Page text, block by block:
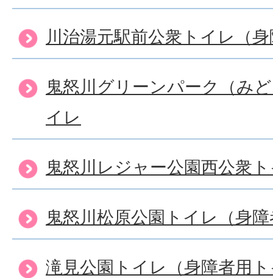
川治湯元駅前公衆トイレ（
鬼怒川グリーンパーク（み
イレ
鬼怒川レジャー公園西公衆
鬼怒川松原公園トイレ（身
滝見公園トイレ（身障者用